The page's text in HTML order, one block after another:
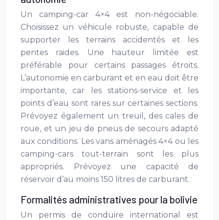
Un camping-car 4×4 est non-négociable.
Choisissez un véhicule robuste, capable de
supporter les terrains accidentés et les
pentes raides. Une hauteur limitée est
préférable pour certains passages étroits.
L’autonomie en carburant et en eau doit être
importante, car les stations-service et les
points d’eau sont rares sur certaines sections.
Prévoyez également un treuil, des cales de
roue, et un jeu de pneus de secours adapté
aux conditions. Les vans aménagés 4×4 ou les
camping-cars tout-terrain sont les plus
appropriés. Prévoyez une capacité de
réservoir d’au moins 150 litres de carburant.
Formalités administratives pour la bolivie
Un permis de conduire international est